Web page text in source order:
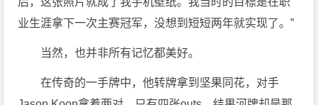
业生涯拿下一次主赛冠军，没想到短短两年就实现了。”
当然，也并非所有记忆都美好。
在传奇的一手牌中，他转牌拿到坚果同花，对手